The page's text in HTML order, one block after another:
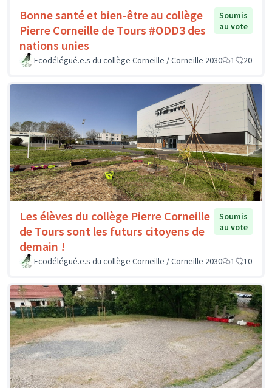
Bonne santé et bien-être au collège
Pierre Corneille de Tours #ODD3 des
nations unies
Soumis
au vote
Ecodélégué.e.s du collège Corneille / Corneille 2030 1 20
Les élèves du collège Pierre Corneille
de Tours sont les futurs citoyens de
demain !
Soumis
au vote
Ecodélégué.e.s du collège Corneille / Corneille 2030 1 10